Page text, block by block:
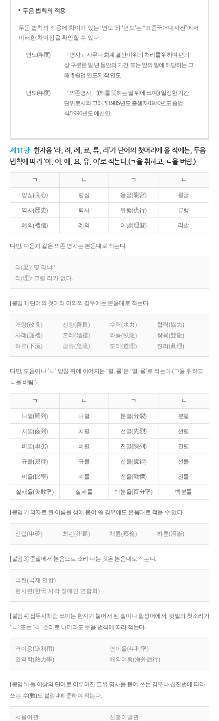
두음 법칙의 적용
두음 법칙의 적용에 차이가 있는 ‘연도’와 ‘년도’는 “표준국어대사전”에서
이러한 차이점을 확인할 수 있다.
연도(年度)
「명사」 사무나 회계 결산 따위의 처리를 위하여 편의
상 구분한 일 년 동안의 기간. 또는 앞의 말에 해당하는 그
해. ¶ 졸업 연도/제작 연도.
년도(年度)
「의존명사」((해를 뜻하는 말 뒤에 쓰여)) 일정한 기간
단위로서의 그해. ¶ 1985년도 출생자/1970년도 졸업
식/1990년도 예산안.
제11항 한자음 ‘랴, 려, 례, 료, 류, 리’가 단어의 첫머리에 올 적에는, 두음
법칙에 따라 ‘야, 여, 예, 요, 유, 이’로 적는다.(ㄱ을 취하고, ㄴ을 버림.)
ㄱ ㄴ ㄱ ㄴ
양심(良心) 량심 용궁(龍宮) 룡궁
역사(歷史) 력사 유행(流行) 류행
예의(禮儀) 례의 이발(理髮) 리발
다만, 다음과 같은 의존 명사는 본음대로 적는다.
리(里): 몇 리냐?
리(理): 그럴 리가 없다.
[붙임 1] 단어의 첫머리 이외의 경우에는 본음대로 적는다.
개량(改良) 선량(善良) 수력(水力)
협력(協力)
사례(謝禮)
혼례(婚禮) 와룡(臥龍)
쌍룡(雙龍)
하류(下流)
급류(急流) 도리(道理) 진리(眞理)
다만, 모음이나 ‘ㄴ’ 받침 뒤에 이어지는 ‘렬, 률’은 ‘열, 율’로 적는다.(ㄱ을 취하고
ㄴ을 버림.)
ㄱ ㄴ ㄱ ㄴ
나열(羅列) 나렬 분열(分裂) 분렬
치열(齒列) 치렬 선열(先烈) 선렬
비열(卑劣) 비렬 진열(陳列) 진렬
규율(規律) 규률 선율(旋律) 선률
비율(比率) 비률 전율(戰慄) 전률
실패율(失敗率) 실패률 백분율(百分率) 백분률
[붙임 2] 외자로 된 이름을 성에 붙여 쓸 경우에도 본음대로 적을 수 있다.
신립(申砬) 최린(崔麟) 채륜(蔡倫) 하륜(河崙)
[붙임 3] 준말에서 본음으로 소리 나는 것은 본음대로 적는다.
국련(국제 연합)
한시련(한국 시각 장애인 연합회)
[붙임 4] 접두사처럼 쓰이는 한자가 붙어서 된 말이나 합성어에서, 뒷말의 첫소리가
‘ㄴ’ 또는 ‘ㄹ’ 소리로 나더라도 두음 법칙에 따라 적는다.
역이용(逆利用)
연이율(年利率)
열역학(熱力學)
해외여행(海外旅行)
[붙임 5] 둘 이상의 단어로 이루어진 고유 명사를 붙여 쓰는 경우나 십진법에 따라
쓰는 수(數)도 붙임 4에 준하여 적는다.
서울여관 신흥이발관